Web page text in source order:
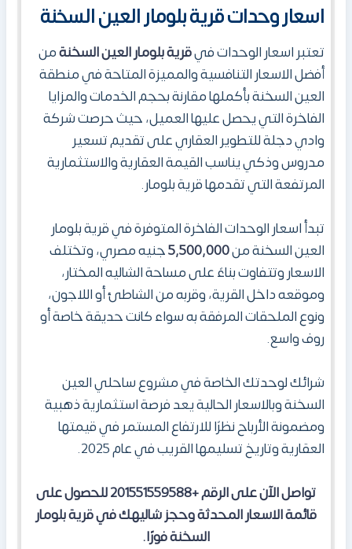
اسعار وحدات قرية بلومار العين السخنة
تعتبر اسعار الوحدات فيقرية بلومار العين السخنةمن
أفضل الاسعار التنافسية والمميزة المتاحة في منطقة
العين السخنة بأكملها مقارنة بحجم الخدمات والمزايا
الفاخرة التي يحصل عليها العميل، حيث حرصت شركة
وادي دجلة للتطوير العقاري على تقديم تسعير
مدروس وذكي يناسب القيمة العقارية والاستثمارية
المرتفعة التي تقدمها قرية بلومار.
تبدأ اسعار الوحدات الفاخرة المتوفرة في قرية بلومار
العين السخنة من5,500,000جنيه مصري، وتختلف
الاسعار وتتفاوت بناءً على مساحة الشاليه المختار،
وموقعه داخل القرية، وقربه من الشاطئ أو اللاجون،
ونوع الملحقات المرفقة به سواء كانت حديقة خاصة أو
روف واسع.
شرائك لوحدتك الخاصة في مشروع ساحلي العين
السخنة وبالاسعار الحالية يعد فرصة استثمارية ذهبية
ومضمونة الأرباح نظرًا للارتفاع المستمر في قيمتها
العقارية وتاريخ تسليمها القريب في عام 2025.
تواصل الآن على الرقم +201551559588 للحصول على
قائمة السعار المحدثة وحجز شاليهكفيقرية بلومار
السخنةفورًا.